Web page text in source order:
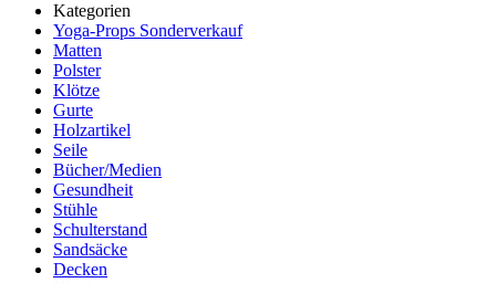
Kategorien
Yoga-Props Sonderverkauf
Matten
Polster
Klötze
Gurte
Holzartikel
Seile
Bücher/Medien
Gesundheit
Stühle
Schulterstand
Sandsäcke
Decken